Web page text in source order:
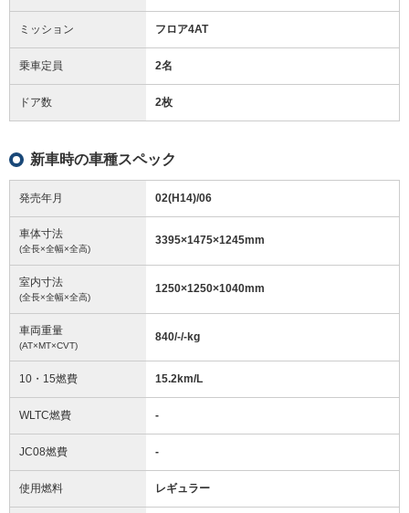
ミッション フロア4AT
乗車定員 2名
ドア数 2枚
新車時の車種スペック
発売年月 02(H14)/06
車体寸法
(全長×全幅×全高)
3395×1475×1245mm
室内寸法
(全長×全幅×全高)
1250×1250×1040mm
車両重量
(AT×MT×CVT)
840/-/-kg
10・15燃費 15.2km/L
WLTC燃費 -
JC08燃費 -
使用燃料 レギュラー